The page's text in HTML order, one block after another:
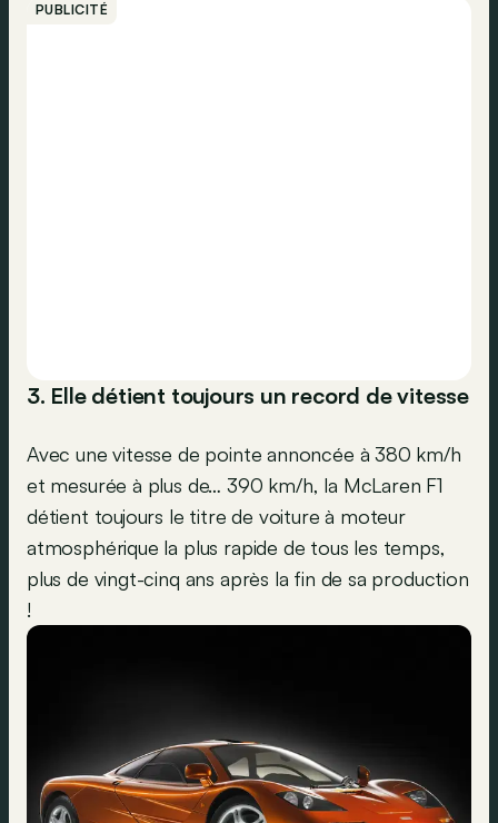
PUBLICITÉ
3. Elle détient toujours un record de vitesse
Avec une vitesse de pointe annoncée à 380 km/h
et mesurée à plus de… 390 km/h, la McLaren F1
détient toujours le titre de voiture à moteur
atmosphérique la plus rapide de tous les temps,
plus de vingt-cinq ans après la fin de sa production
!